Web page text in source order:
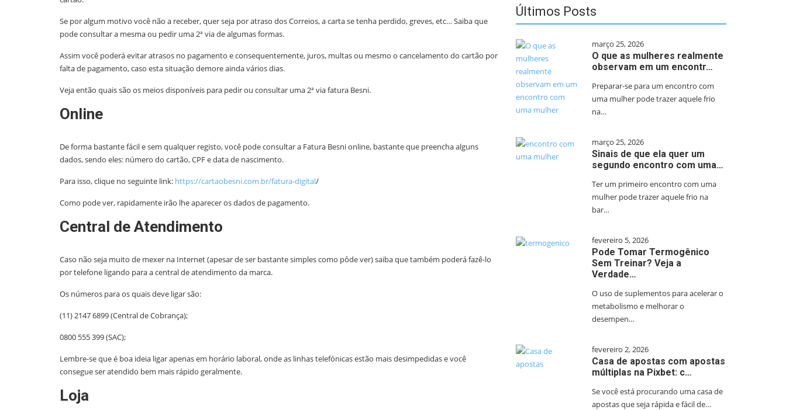
Se por algum motivo você não a receber, quer seja por atraso dos Correios, a carta se tenha perdido, greves, etc… Saiba que
pode consultar a mesma ou pedir uma 2ª via de algumas formas.
Assim você poderá evitar atrasos no pagamento e consequentemente, juros, multas ou mesmo o cancelamento do cartão por
falta de pagamento, caso esta situação demore ainda vários dias.
Veja então quais são os meios disponíveis para pedir ou consultar uma 2ª via fatura Besni.
Online
De forma bastante fácil e sem qualquer registo, você pode consultar a Fatura Besni online, bastante que preencha alguns
dados, sendo eles: número do cartão, CPF e data de nascimento.
Para isso, clique no seguinte link: https://cartaobesni.com.br/fatura-digital/
Como pode ver, rapidamente irão lhe aparecer os dados de pagamento.
Central de Atendimento
Caso não seja muito de mexer na Internet (apesar de ser bastante simples como pôde ver) saiba que também poderá fazê-lo
por telefone ligando para a central de atendimento da marca.
Os números para os quais deve ligar são:
(11) 2147 6899 (Central de Cobrança);
0800 555 399 (SAC);
Lembre-se que é boa ideia ligar apenas em horário laboral, onde as linhas telefónicas estão mais desimpedidas e você
consegue ser atendido bem mais rápido geralmente.
Loja
Últimos Posts
março 25, 2026
O que as mulheres realmente
observam em um encontr…
Preparar-se para um encontro com
uma mulher pode trazer aquele frio
na…
março 25, 2026
Sinais de que ela quer um
segundo encontro com uma…
Ter um primeiro encontro com uma
mulher pode trazer aquele frio na
bar…
fevereiro 5, 2026
Pode Tomar Termogênico
Sem Treinar? Veja a
Verdade…
O uso de suplementos para acelerar o
metabolismo e melhorar o
desempen…
fevereiro 2, 2026
Casa de apostas com apostas
múltiplas na Pixbet: c…
Se você está procurando uma casa de
apostas que seja rápida e fácil de…